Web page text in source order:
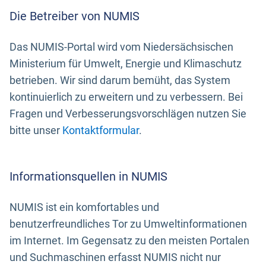
Die Betreiber von NUMIS
Das NUMIS-Portal wird vom Niedersächsischen
Ministerium für Umwelt, Energie und Klimaschutz
betrieben. Wir sind darum bemüht, das System
kontinuierlich zu erweitern und zu verbessern. Bei
Fragen und Verbesserungsvorschlägen nutzen Sie
bitte unser Kontaktformular.
Informationsquellen in NUMIS
NUMIS ist ein komfortables und
benutzerfreundliches Tor zu Umweltinformationen
im Internet. Im Gegensatz zu den meisten Portalen
und Suchmaschinen erfasst NUMIS nicht nur